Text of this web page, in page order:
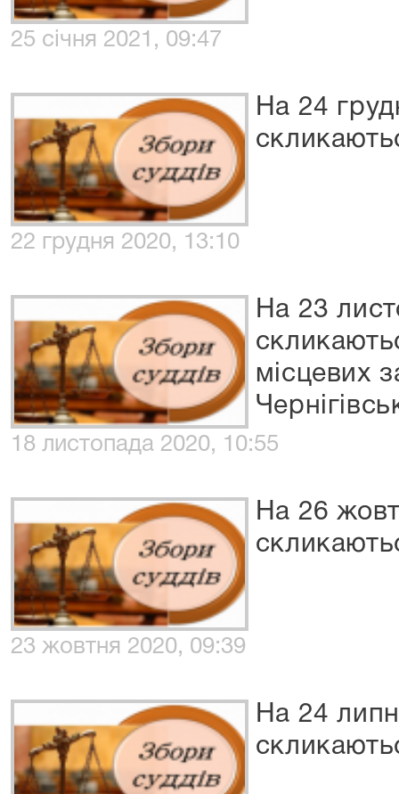
25 січня 2021, 09:47
На 24
22 грудня 2020, 13:10
На 23
місцевих
18 листопада 2020, 10:55
На 26
23 жовтня 2020, 09:39
На 24